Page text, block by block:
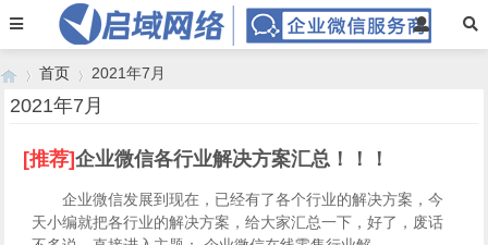
首页
›
2021年7月
2021年7月
[推荐]企业微信各行业解决方案汇总！！！
企业微信发展到现在，已经有了各个行业的解决方案，今
天小编就把各行业的解决方案，给大家汇总一下，好了，废话